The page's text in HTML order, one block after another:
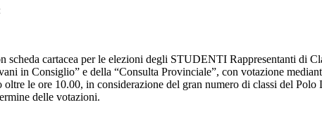
scheda cartacea per le elezioni degli STUDENTI Rappresentanti di
in Consiglio” e della “Consulta Provinciale”, con votazione
le ore 10.00, in considerazione del gran numero di classi del
delle votazioni.